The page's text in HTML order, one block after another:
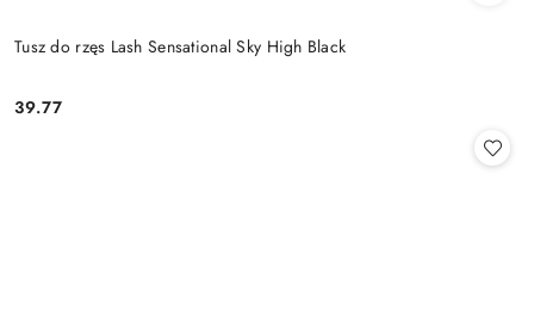
Tusz do rzęs Lash Sensational Sky High Black
Cena:
39.77